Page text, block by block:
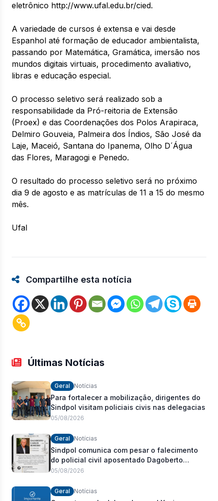
eletrônico http://www.ufal.edu.br/cied.
A variedade de cursos é extensa e vai desde
Espanhol até formação de educador ambientalista,
passando por Matemática, Gramática, imersão nos
mundos digitais virtuais, procedimento avaliativo,
libras e educação especial.
O processo seletivo será realizado sob a
responsabilidade da Pró-reitoria de Extensão
(Proex) e das Coordenações dos Polos Arapiraca,
Delmiro Gouveia, Palmeira dos Índios, São José da
Laje, Maceió, Santana do Ipanema, Olho D´Água
das Flores, Maragogi e Penedo.
O resultado do processo seletivo será no próximo
dia 9 de agosto e as matrículas de 11 a 15 do mesmo
mês.
Ufal
Compartilhe esta notícia
Últimas Notícias
Geral Notícias
Para fortalecer a mobilização, dirigentes do
Sindpol visitam policiais civis nas delegacias
05/08/2026
Geral Notícias
Sindpol comunica com pesar o falecimento
do policial civil aposentado Dagoberto
Carlos Romeiro
05/08/2026
Geral Notícias